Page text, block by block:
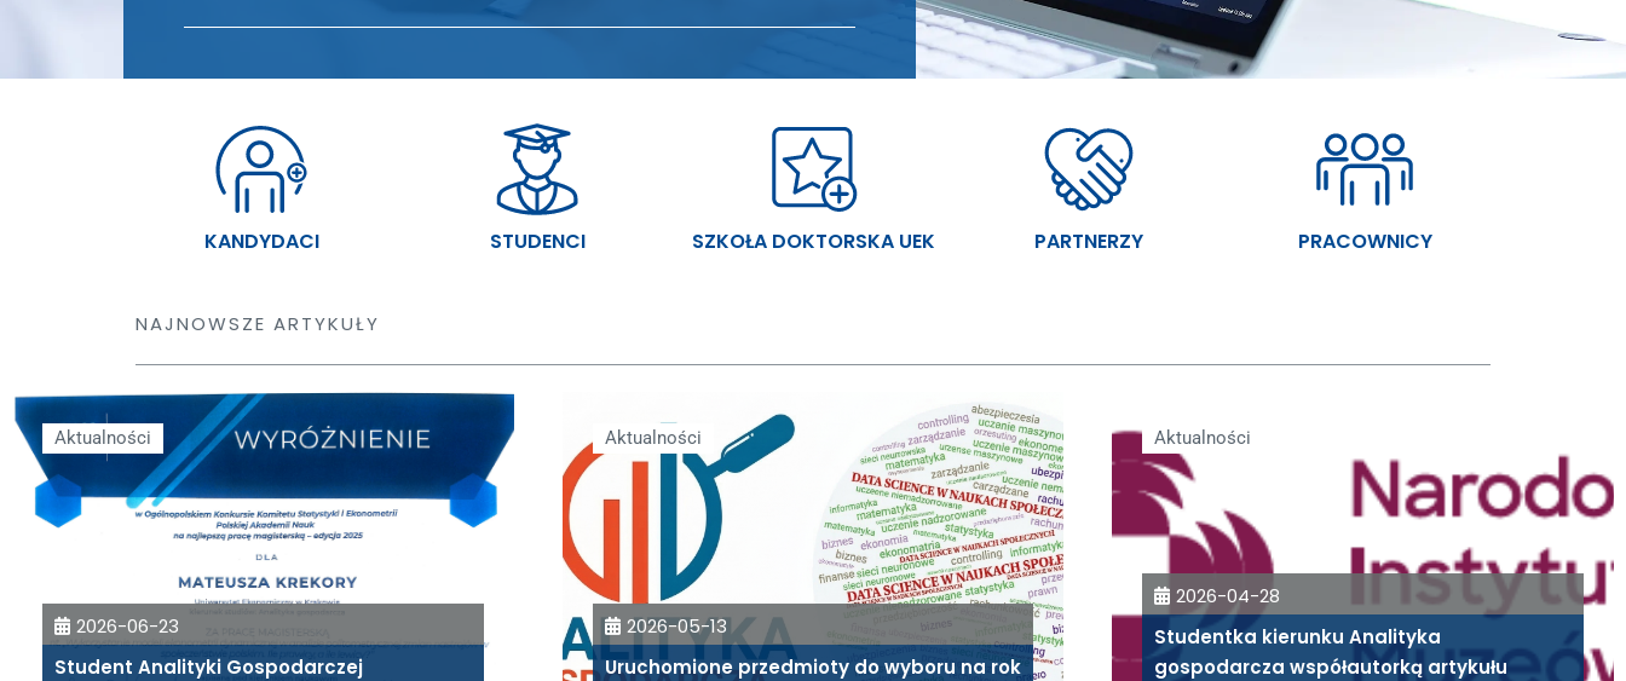
KANDYDACI STUDENCI SZKOŁA DOKTORSKA UEK PARTNERZY PRACOWNICY
NAJNOWSZE ARTYKUŁY
Aktualności
2026-06-23
Student Analityki Gospodarczej
Aktualności
2026-05-13
Uruchomione przedmioty do wyboru na rok
Aktualności
2026-04-28
Studentka kierunku Analityka
gospodarcza współautorką artykułu